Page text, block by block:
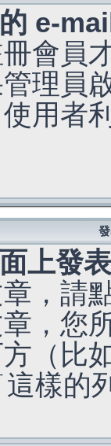
e-
會員
理員
用者
上發
，請
，您
方（比
這樣的